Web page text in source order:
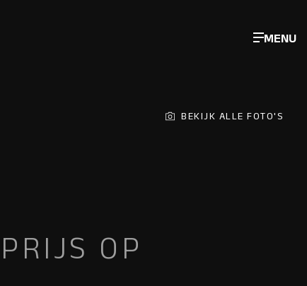
MENU
BEKIJK ALLE FOTO'S
PRIJS OP